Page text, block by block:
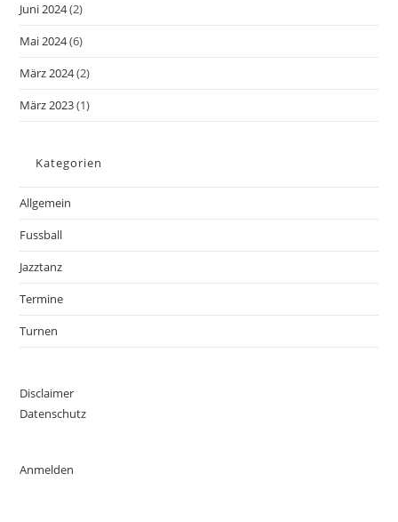
Juni 2024(2)
Mai 2024(6)
März 2024(2)
März 2023(1)
Kategorien
Allgemein
Fussball
Jazztanz
Termine
Turnen
Disclaimer
Datenschutz
Anmelden